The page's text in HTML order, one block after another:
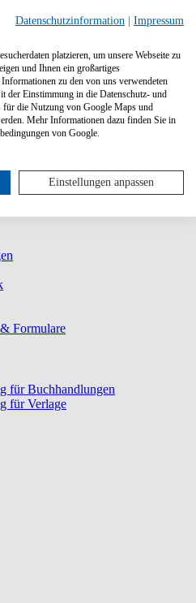
Formulare
für Buchhandlungen
für Verlage
Datenschutzinformation
Impressum
platzieren, um unsere Webseite zu
und Ihnen ein großartiges
zu den von uns verwendeten
der Einstimmung in die Datenschutz- und
die Nutzung von Google Maps und
Mehr Informationen dazu finden Sie in
von Google.
Einstellungen anpassen